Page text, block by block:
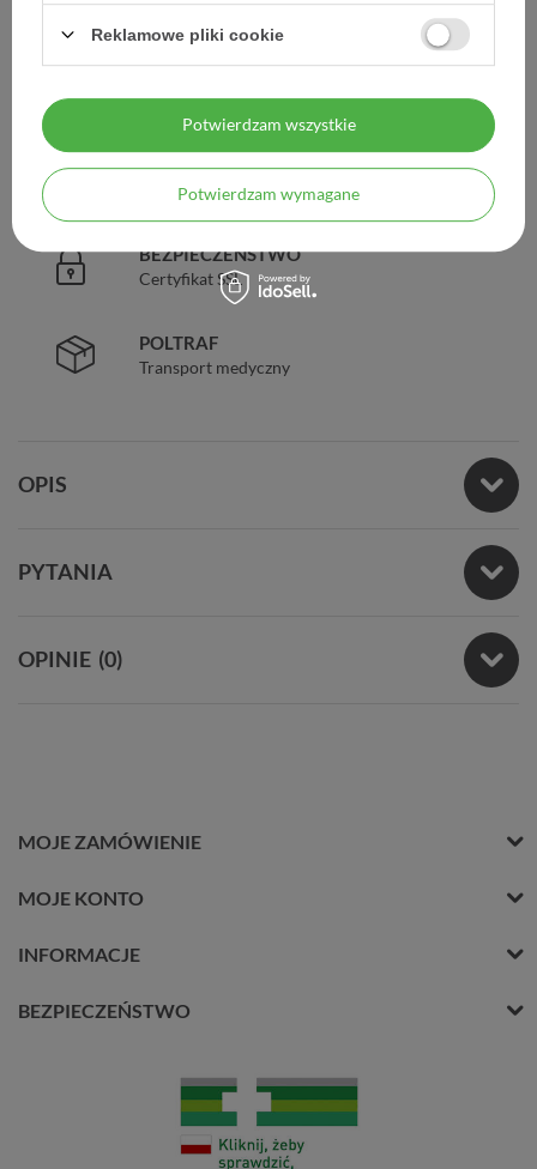
Legalna apteka od 2006 r.
ZAUFANIE
98% zadowolonych klientów
BEZPIECZEŃSTWO
Certyfikat SSL
POLTRAF
Transport medyczny
OPIS
PYTANIA
OPINIE (0)
MOJE ZAMÓWIENIE
MOJE KONTO
INFORMACJE
BEZPIECZEŃSTWO
Reklamowe pliki cookie
Potwierdzam wymagane
Potwierdzam wszystkie